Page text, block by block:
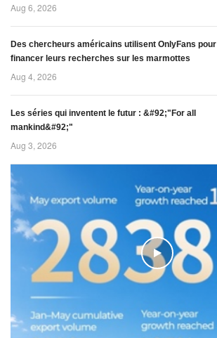
Aug 6, 2026
Des chercheurs américains utilisent OnlyFans pour
financer leurs recherches sur les marmottes
Aug 4, 2026
Les séries qui inventent le futur : &#92;"For all
mankind&#92;"
Aug 3, 2026